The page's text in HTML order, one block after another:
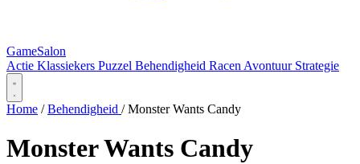
GameSalon
Actie Klassiekers Puzzel Behendigheid Racen Avontuur Strategie
Home / Behendigheid / Monster Wants Candy
Monster Wants Candy